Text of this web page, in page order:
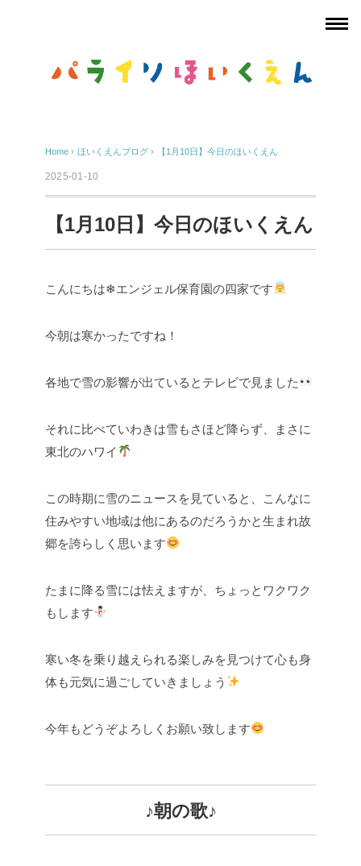
Home › ほいくえんブログ › 【1月10日】今日のほいくえん
2025-01-10
【1月10日】今日のほいくえん
こんにちは❄エンジェル保育園の四家です
今朝は寒かったですね！
各地で雪の影響が出ているとテレビで見ました
それに比べていわきは雪もさほど降らず、まさに
東北のハワイ
この時期に雪のニュースを見ていると、こんなに
住みやすい地域は他にあるのだろうかと生まれ故
郷を誇らしく思います
たまに降る雪には怯えますが、ちょっとワクワク
もします
寒い冬を乗り越えられる楽しみを見つけて心も身
体も元気に過ごしていきましょう
今年もどうぞよろしくお願い致します
♪朝の歌♪